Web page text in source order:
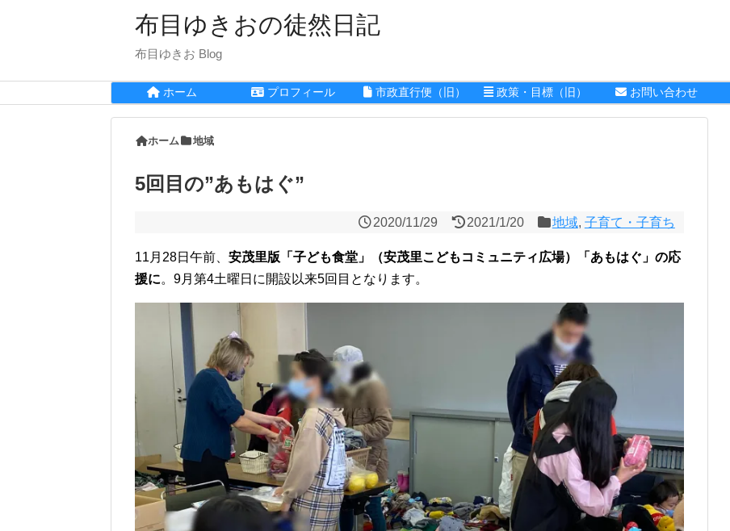
布目ゆきおの徒然日記
布目ゆきお Blog
ホーム プロフィール 市政直行便（旧） 政策・目標（旧） お問い合わせ
ホーム 地域
5回目の”あもはぐ”
2020/11/29 2021/1/20 地域, 子育て・子育ち
11月28日午前、 安茂里版「子ども食堂」（安茂里こどもコミュニティ広場）「あもはぐ」の応
援に。9月第4土曜日に開設以来5回目となります。